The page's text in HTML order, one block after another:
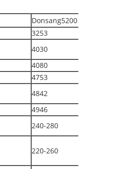
Donsang5200
3253
4030
4080
4753
4842
4946
240-280
220-260